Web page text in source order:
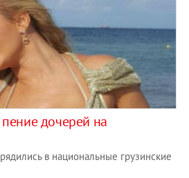
дочерей на
в национальные грузинские